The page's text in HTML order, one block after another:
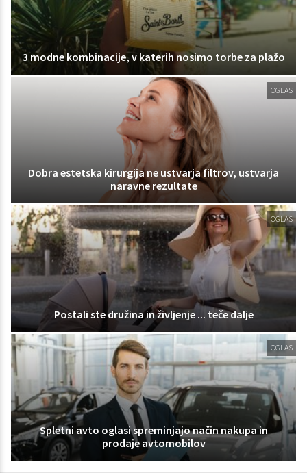
3 modne kombinacije, v katerih nosimo torbe za plažo
OGLAS
Dobra estetska kirurgija ne ustvarja filtrov, ustvarja
naravne rezultate
OGLAS
Postali ste družina in življenje ... teče dalje
OGLAS
Spletni avto oglasi spreminjajo način nakupa in
prodaje avtomobilov